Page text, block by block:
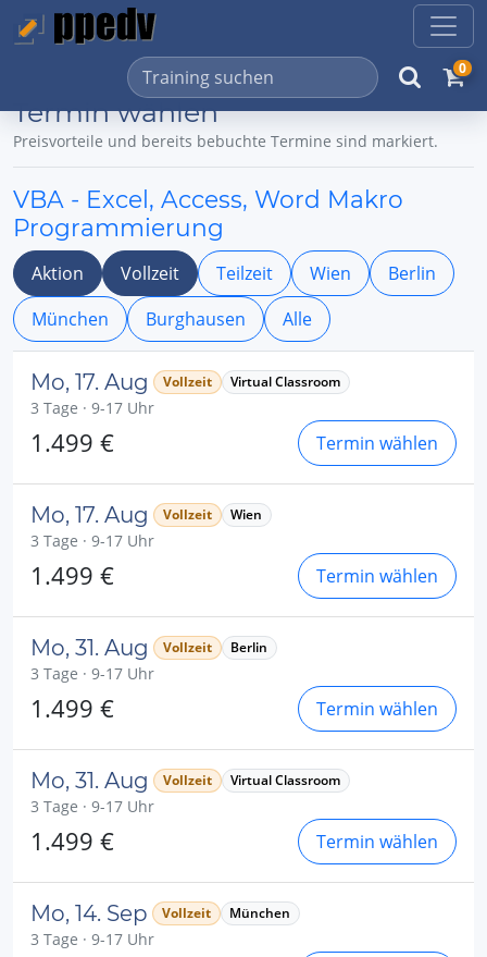
0
Termin wählen
Preisvorteile und bereits bebuchte Termine sind markiert.
VBA - Excel, Access, Word Makro
Programmierung
Aktion Vollzeit Teilzeit Wien
Berlin
München
Burghausen Alle
Mo, 17. Aug Vollzeit Virtual Classroom
3 Tage · 9-17 Uhr
1.499 € Termin wählen
Mo, 17. Aug Vollzeit Wien
3 Tage · 9-17 Uhr
1.499 € Termin wählen
Mo, 31. Aug Vollzeit Berlin
3 Tage · 9-17 Uhr
1.499 € Termin wählen
Mo, 31. Aug Vollzeit Virtual Classroom
3 Tage · 9-17 Uhr
1.499 € Termin wählen
Mo, 14. Sep Vollzeit München
3 Tage · 9-17 Uhr